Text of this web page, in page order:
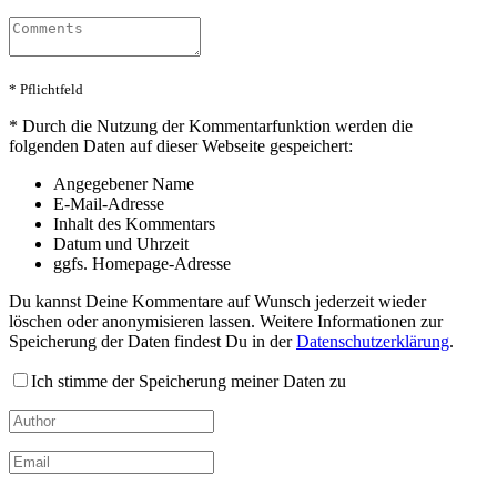
* Pflichtfeld
* Durch die Nutzung der Kommentarfunktion werden die
folgenden Daten auf dieser Webseite gespeichert:
Angegebener Name
E-Mail-Adresse
Inhalt des Kommentars
Datum und Uhrzeit
ggfs. Homepage-Adresse
Du kannst Deine Kommentare auf Wunsch jederzeit wieder
löschen oder anonymisieren lassen. Weitere Informationen zur
Speicherung der Daten findest Du in derDatenschutzerklärung.
Ich stimme der Speicherung meiner Daten zu